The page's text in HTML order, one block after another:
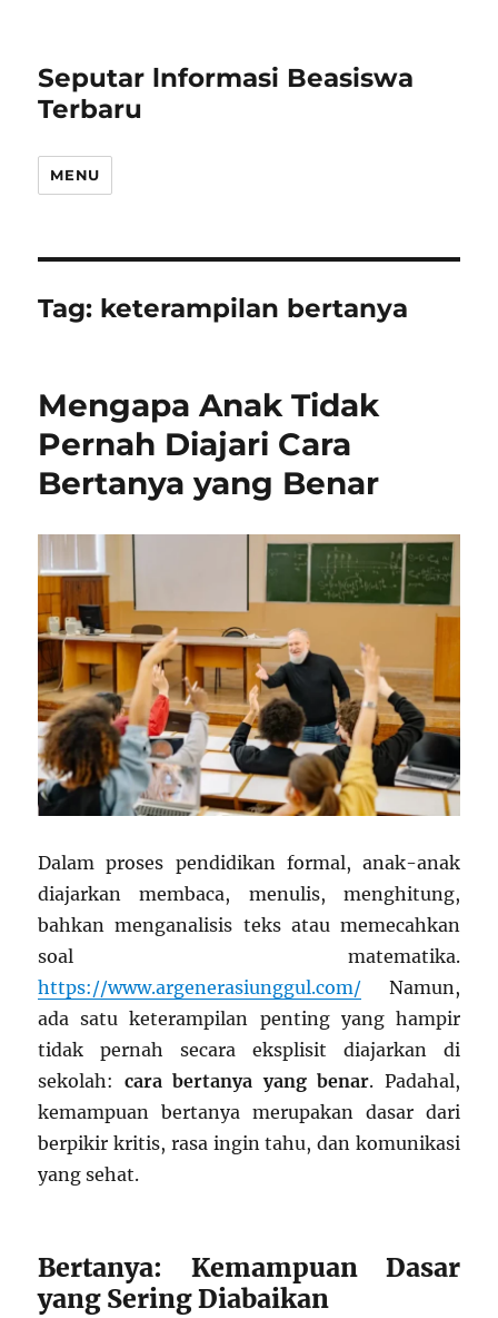
Seputar lnformasi Beasiswa
Terbaru
MENU
Tag: keterampilan bertanya
Mengapa Anak Tidak
Pernah Diajari Cara
Bertanya yang Benar
Dalam proses pendidikan formal, anak-anak
diajarkan membaca, menulis, menghitung,
bahkan menganalisis teks atau memecahkan
soal matematika.
https://www.argenerasiunggul.com/ Namun,
ada satu keterampilan penting yang hampir
tidak pernah secara eksplisit diajarkan di
sekolah: cara bertanya yang benar. Padahal,
kemampuan bertanya merupakan dasar dari
berpikir kritis, rasa ingin tahu, dan komunikasi
yang sehat.
Bertanya: Kemampuan Dasar
yang Sering Diabaikan